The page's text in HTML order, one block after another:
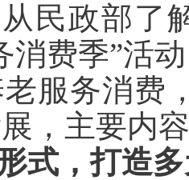
民政部了
消费季”活
服务消费
，主要内
式，打造